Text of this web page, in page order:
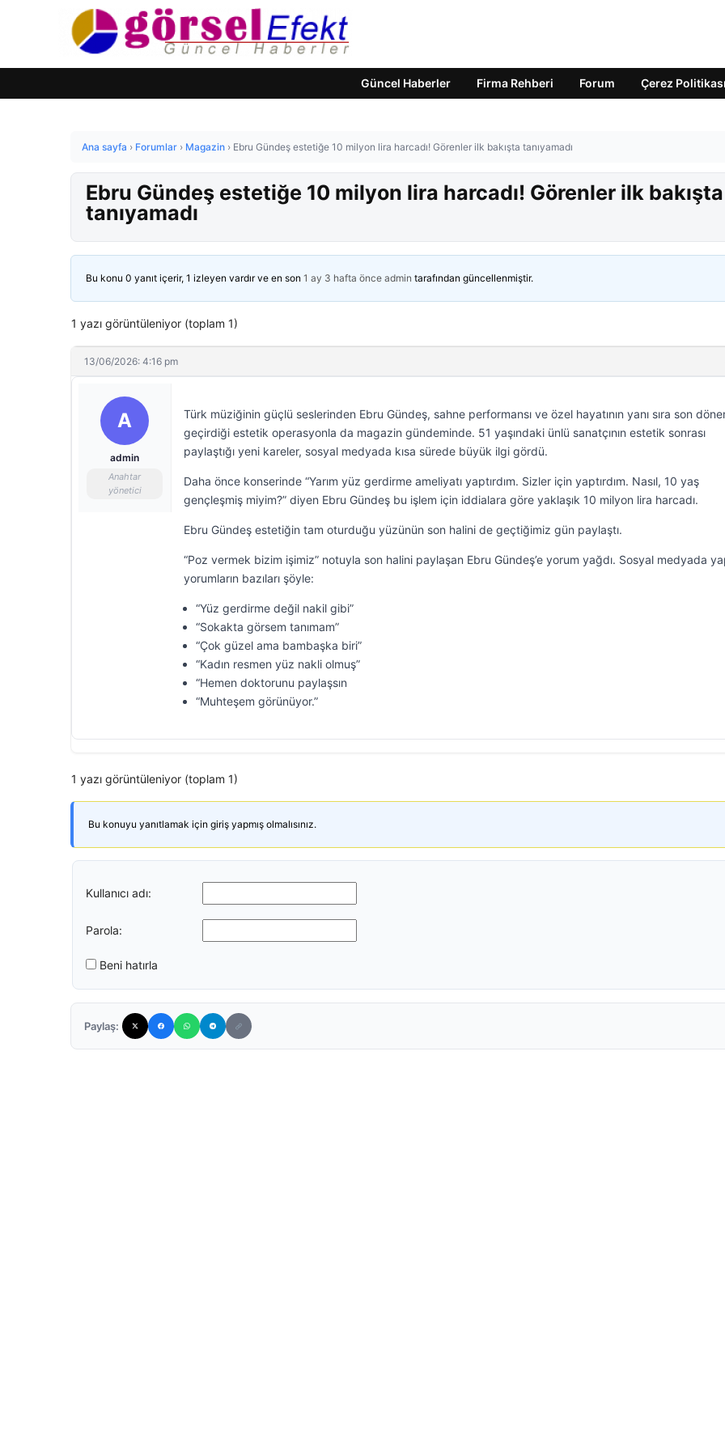
Güncel Haberler Firma Rehberi Forum Çerez Politikası
Ana sayfa › Forumlar › Magazin › Ebru Gündeş estetiğe 10 milyon lira harcadı! Görenler ilk bakışta tanıyamadı
Ebru Gündeş estetiğe 10 milyon lira harcadı! Görenler ilk bakışta
tanıyamadı
Bu konu 0 yanıt içerir, 1 izleyen vardır ve en son 1 ay 3 hafta önce admin tarafından güncellenmiştir.
1 yazı görüntüleniyor (toplam 1)
13/06/2026: 4:16 pm
A
admin
Anahtar
yönetici
Türk müziğinin güçlü seslerinden Ebru Gündeş, sahne performansı ve özel hayatının yanı sıra son
geçirdiği estetik operasyonla da magazin gündeminde. 51 yaşındaki ünlü sanatçının estetik sonrası
paylaştığı yeni kareler, sosyal medyada kısa sürede büyük ilgi gördü.
Daha önce konserinde “Yarım yüz gerdirme ameliyatı yaptırdım. Sizler için yaptırdım. Nasıl, 10 yaş
gençleşmiş miyim?” diyen Ebru Gündeş bu işlem için iddialara göre yaklaşık 10 milyon lira harcadı.
Ebru Gündeş estetiğin tam oturduğu yüzünün son halini de geçtiğimiz gün paylaştı.
“Poz vermek bizim işimiz” notuyla son halini paylaşan Ebru Gündeş’e yorum yağdı. Sosyal medyada
yorumların bazıları şöyle:
“Yüz gerdirme değil nakil gibi”
“Sokakta görsem tanımam”
“Çok güzel ama bambaşka biri”
“Kadın resmen yüz nakli olmuş”
“Hemen doktorunu paylaşsın
“Muhteşem görünüyor.”
1 yazı görüntüleniyor (toplam 1)
Bu konuyu yanıtlamak için giriş yapmış olmalısınız.
Kullanıcı adı:
Parola:
Beni hatırla
Paylaş: